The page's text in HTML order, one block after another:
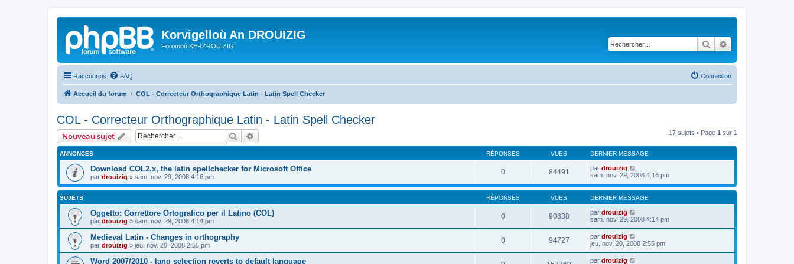
Korvigelloù An DROUIZIG
Foromoù KERZROUIZIG Rechercher
Raccourcis FAQ Connexion
Accueil du forum COL - Correcteur Orthographique Latin - Latin Spell Checker
COL - Correcteur Orthographique Latin - Latin Spell Checker
Nouveau sujet Rechercher 17 sujets • Page 1 sur 1
ANNONCES RÉPONSES VUES DERNIER MESSAGE
Download COL2.x, the latin spellchecker for Microsoft Office
par drouizig » sam. nov. 29, 2008 4:16 pm
0 84491 par drouizig
sam. nov. 29, 2008 4:16 pm
SUJETS RÉPONSES VUES DERNIER MESSAGE
Oggetto: Correttore Ortografico per il Latino (COL)
par drouizig » sam. nov. 29, 2008 4:14 pm
0 90838 par drouizig
sam. nov. 29, 2008 4:14 pm
Medieval Latin - Changes in orthography
par drouizig » jeu. nov. 20, 2008 2:55 pm
0 94727 par drouizig
jeu. nov. 20, 2008 2:55 pm
Word 2007/2010 - lang selection reverts to default language par drouizig